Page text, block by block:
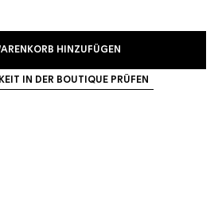
HINZUFÜGEN
IN DER BOUTIQUE PRÜFEN